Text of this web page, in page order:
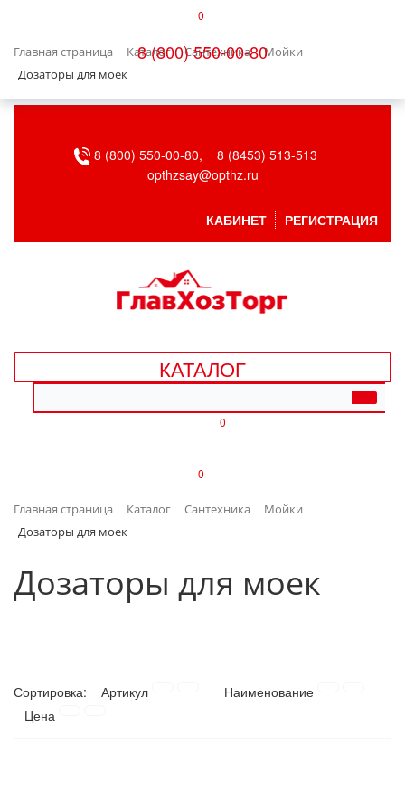
0
8 (800) 550-00-80
Главная страница Каталог Сантехника
Мойки
Дозаторы для моек
БЫТОВАЯ ТЕХНИКА
ВЕНТИЛЯЦИЯ
ДАЧА, САД И ОГОРОД
ДЕТСКИЕ ТОВАРЫ
ИНТЕРЬЕР
ЛАКОКРАСОЧНЫЕ МАТЕРИАЛЫ
8 (800) 550-00-80,
8 (8453) 513-513
opthzsay@opthz.ru
КАБИНЕТ РЕГИСТРАЦИЯ
КАТАЛОГ
0
0
Главная страница Каталог Сантехника
Мойки
Дозаторы для моек
Дозаторы для моек
Сортировка: Артикул
Наименование
Цена